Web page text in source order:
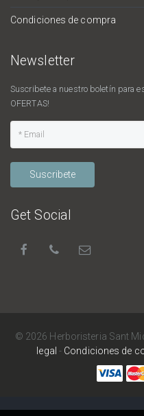
Condiciones de compra
Newsletter
Suscribete a nuestro boletín para
OFERTAS!
Suscribete
Get Social
© 2026 Herboristeria Sant
legal - Condiciones de